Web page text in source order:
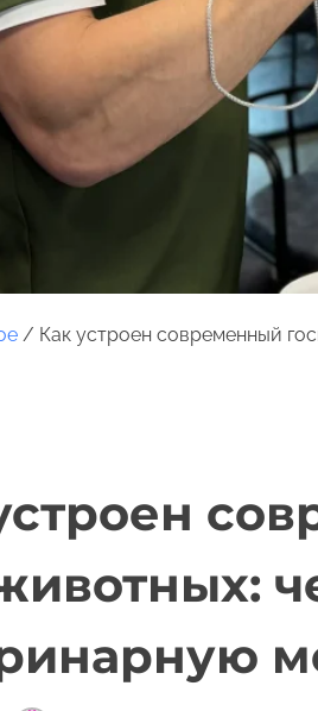
/ Как устроен современный